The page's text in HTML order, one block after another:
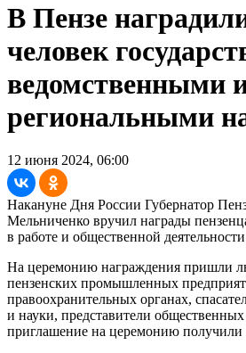
В Пензе
человек
ведомственными
региональными
12 июня 2024, 06:00
Накануне Дня России Губернатор
Мельниченко вручил награды
в работе и общественной
На церемонию награждения пришли
пензенских промышленных
правоохранительных органах,
и науки, представители
приглашение на церемонию получили